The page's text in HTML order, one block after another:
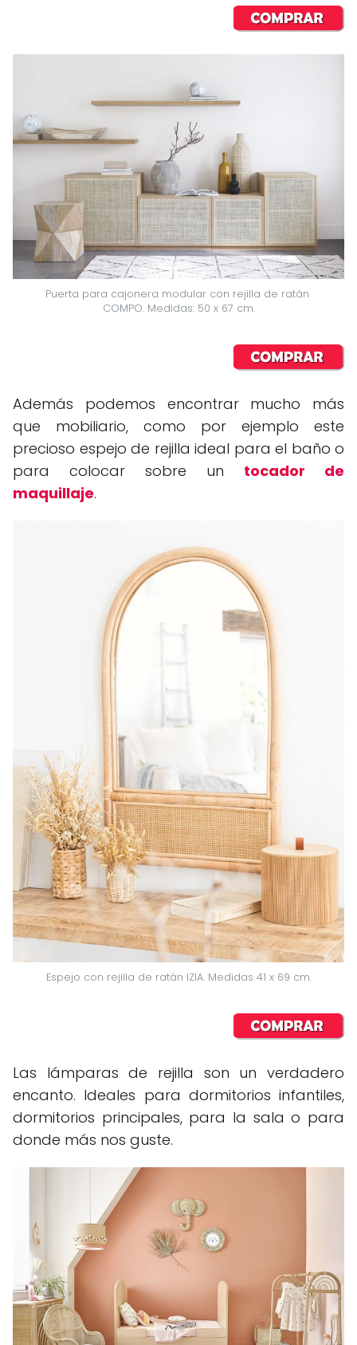
Puerta para cajonera modular con rejilla de ratán
COMPO. Medidas: 50 x 67 cm.
Además podemos encontrar mucho más
que mobiliario, como por ejemplo este
precioso espejo de rejilla ideal para el baño o
para colocar sobre un tocador de
maquillaje.
Espejo con rejilla de ratán IZIA. Medidas 41 x 69 cm.
Las lámparas de rejilla son un verdadero
encanto. Ideales para dormitorios infantiles,
dormitorios principales, para la sala o para
donde más nos guste.